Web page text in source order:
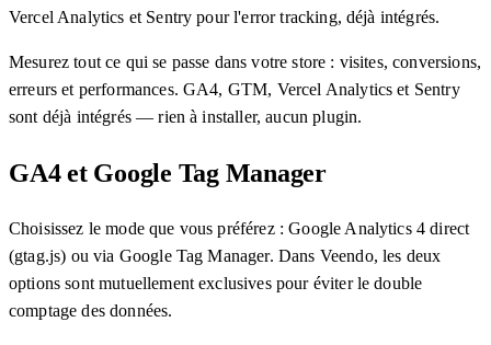
Vercel Analytics et Sentry pour l'error tracking, déjà intégrés.
Mesurez tout ce qui se passe dans votre store : visites, conversions,
erreurs et performances. GA4, GTM, Vercel Analytics et Sentry
sont déjà intégrés — rien à installer, aucun plugin.
GA4 et Google Tag Manager
Choisissez le mode que vous préférez : Google Analytics 4 direct
(gtag.js) ou via Google Tag Manager. Dans Veendo, les deux
options sont mutuellement exclusives pour éviter le double
comptage des données.